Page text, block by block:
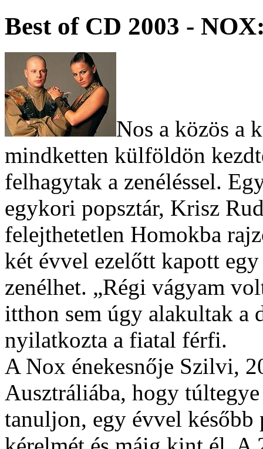
Best of CD 2003 -
Nos a közös a
mindketten külföldön
felhagytak a zenéléssel.
egykori popsztár, Krisz
felejthetetlen Homokba
két évvel ezelőtt kapott
zenélhet. „Régi vágyam
itthon sem úgy alakultak a
nyilatkozta a fiatal férfi.
A Nox énekesnője Szilvi,
Ausztráliába, hogy
tanuljon, egy évvel később